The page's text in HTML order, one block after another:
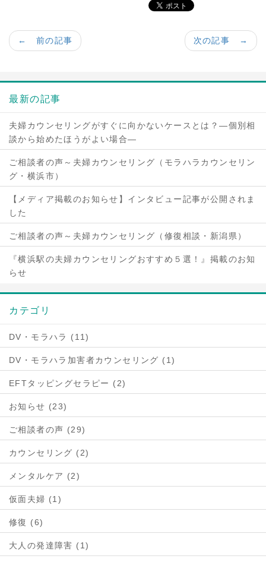
次の記事 →
← 前の記事
最新の記事
夫婦カウンセリングがすぐに向かないケースとは？―個別相
談から始めたほうがよい場合―
ご相談者の声～夫婦カウンセリング（モラハラカウンセリン
グ・横浜市）
【メディア掲載のお知らせ】インタビュー記事が公開されま
した
ご相談者の声～夫婦カウンセリング（修復相談・新潟県）
『横浜駅の夫婦カウンセリングおすすめ５選！』掲載のお知
らせ
カテゴリ
DV・モラハラ (11)
DV・モラハラ加害者カウンセリング (1)
EFTタッピングセラピー (2)
お知らせ (23)
ご相談者の声 (29)
カウンセリング (2)
メンタルケア (2)
仮面夫婦 (1)
修復 (6)
大人の発達障害 (1)